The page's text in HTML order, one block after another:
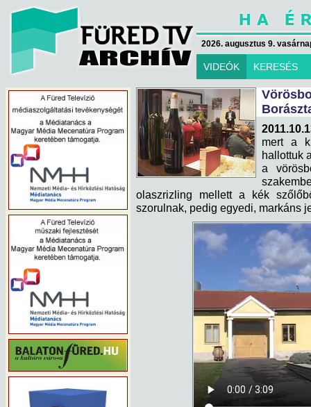
2026. augusztus 9.
VIDEÓK KERESÉS
mert a
hallottuk
a
olaszrizling mellett a kék
szorulnak, pedig egyedi, markáns